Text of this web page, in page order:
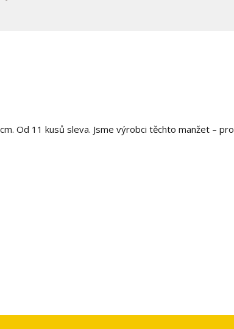
Od 11 kusů sleva. Jsme výrobci těchto manžet – pro